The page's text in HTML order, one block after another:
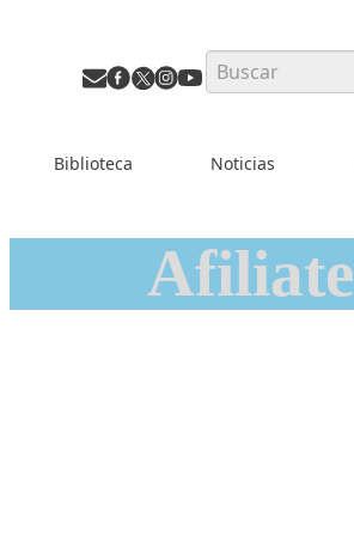
Search
Biblioteca Noticias
Afiliate